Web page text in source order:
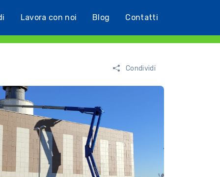
Lavora con noi Blog Contatti
Condividi